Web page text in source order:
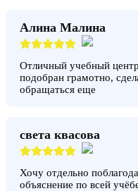
Алина Малина
Отличный учебный
подобран грамотно,
обращаться еще
света квасова
Хочу отдельно
объяснение по всей